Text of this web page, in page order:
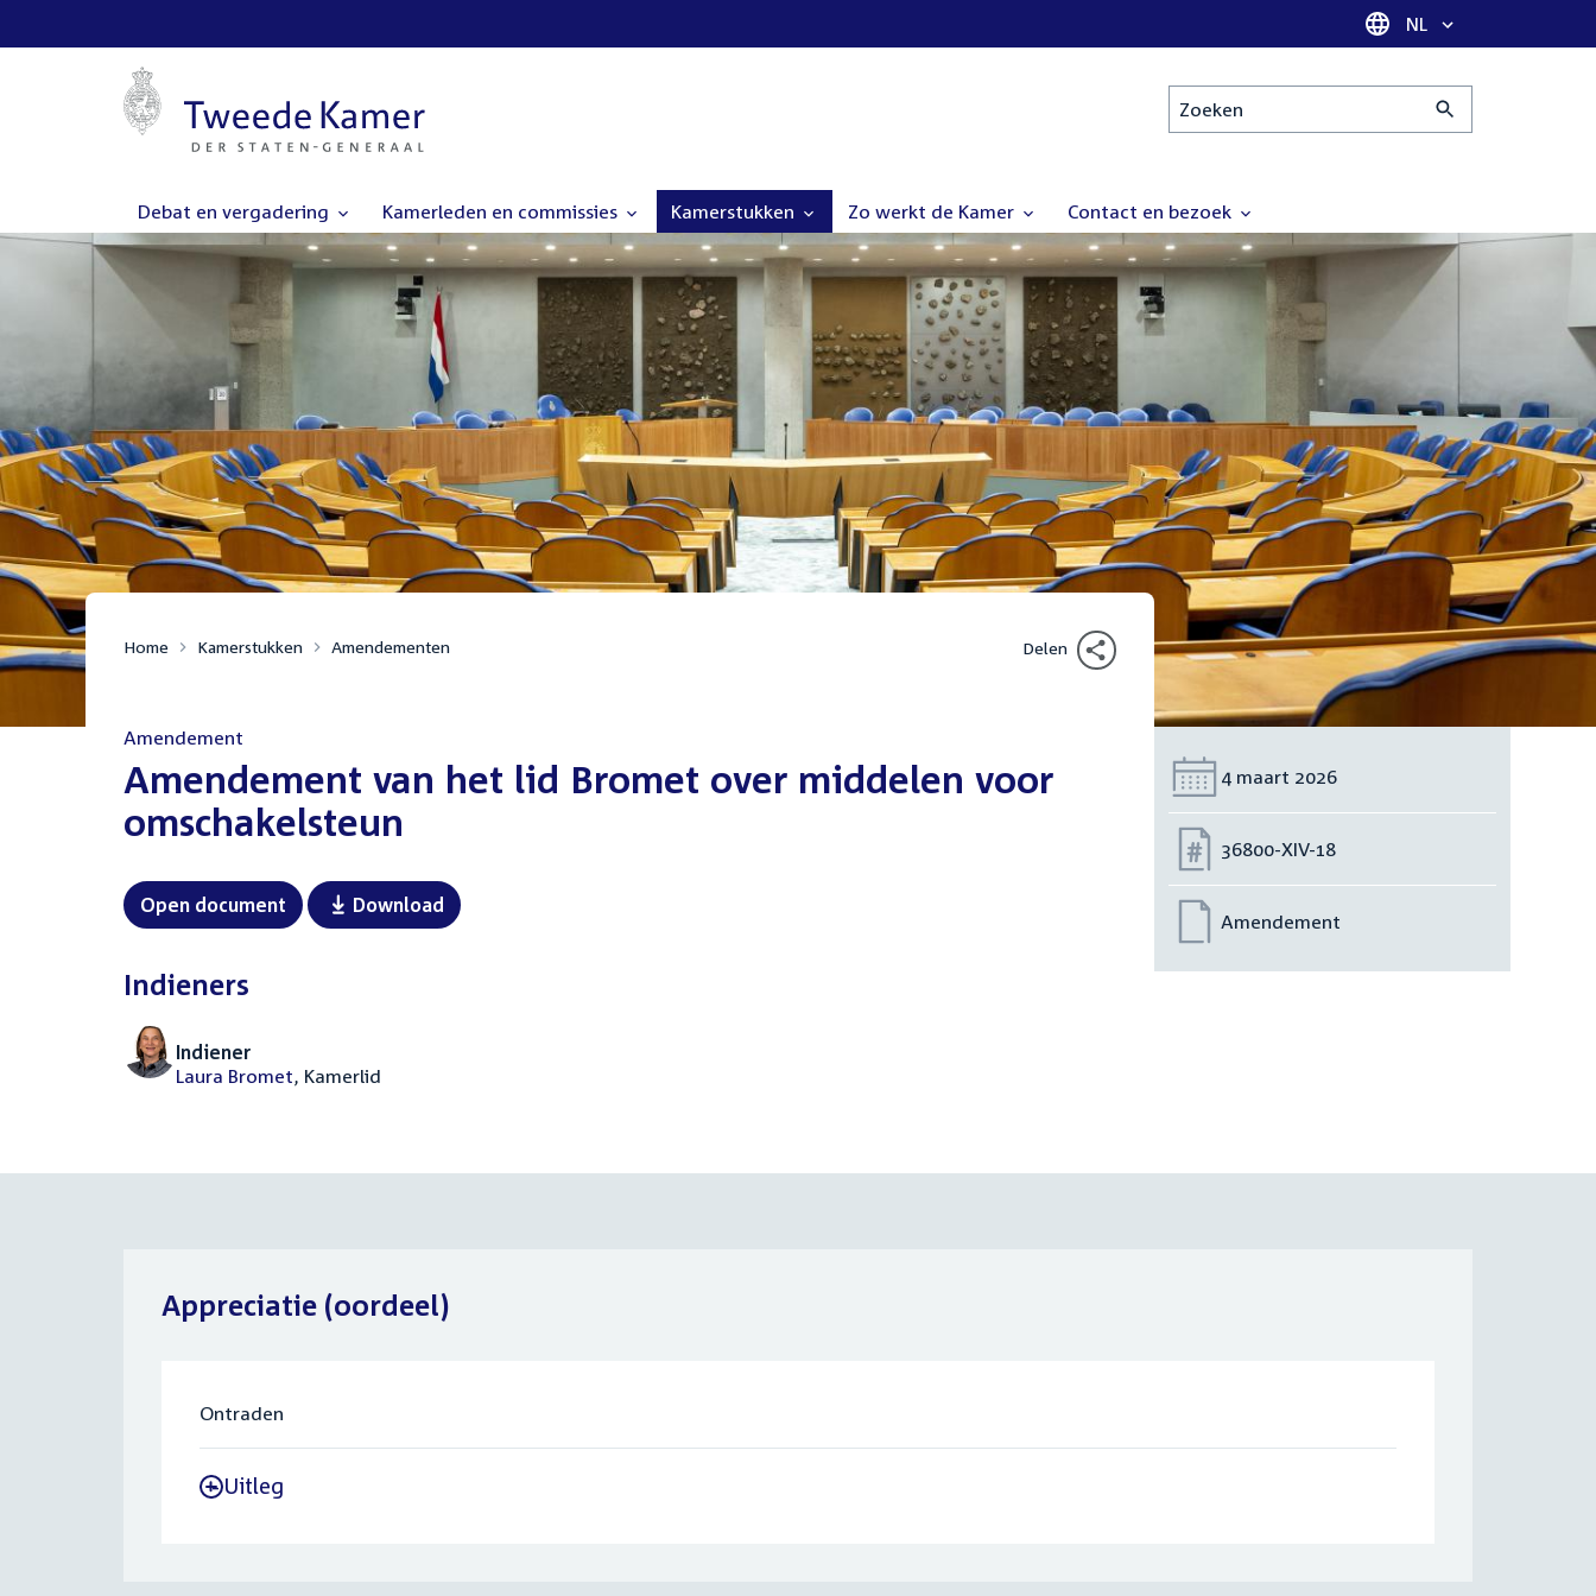
Taal selectie
NL
Zoeken
Debat en vergadering Kamerleden en commissies Kamerstukken Zo werkt de Kamer Contact en bezoek
Home Kamerstukken Amendementen Delen
Amendement
Amendement van het lid Bromet over middelen voor
omschakelsteun
Open document Download
Indieners
Indiener
Laura Bromet, Kamerlid
Datum:
4 maart 2026
Nummer:
36800-XIV-18
Amendement
Appreciatie (oordeel)
Ontraden
- Uitleg